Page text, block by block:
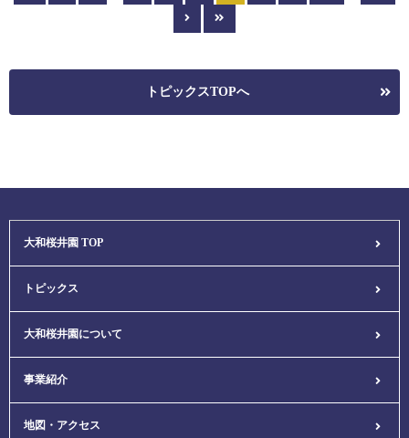
トピックスTOPへ
大和桜井園 TOP
トピックス
大和桜井園について
事業紹介
地図・アクセス